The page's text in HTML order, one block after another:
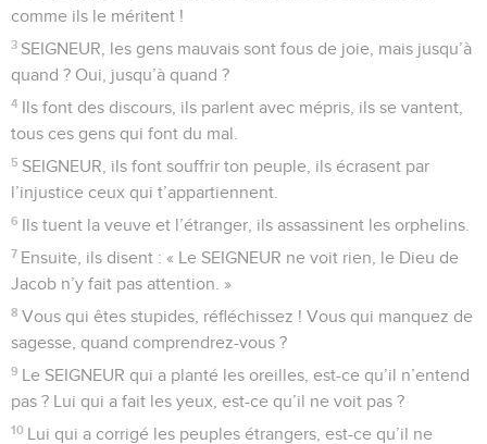
comme ils le méritent !
3 SEIGNEUR, les gens mauvais sont fous de joie, mais jusqu’à
quand ? Oui, jusqu’à quand ?
4 Ils font des discours, ils parlent avec mépris, ils se vantent,
tous ces gens qui font du mal.
5 SEIGNEUR, ils font souffrir ton peuple, ils écrasent par
l’injustice ceux qui t’appartiennent.
6 Ils tuent la veuve et l’étranger, ils assassinent les orphelins.
7 Ensuite, ils disent : « Le SEIGNEUR ne voit rien, le Dieu de
Jacob n’y fait pas attention. »
8 Vous qui êtes stupides, réfléchissez ! Vous qui manquez de
sagesse, quand comprendrez-vous ?
9 Le SEIGNEUR qui a planté les oreilles, est-ce qu’il n’entend
pas ? Lui qui a fait les yeux, est-ce qu’il ne voit pas ?
10 Lui qui a corrigé les peuples étrangers, est-ce qu’il ne